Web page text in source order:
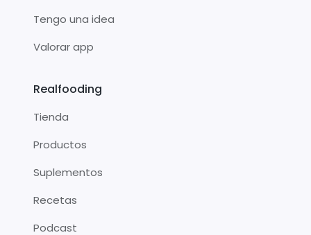
Tengo una idea
Valorar app
Realfooding
Tienda
Productos
Suplementos
Recetas
Podcast